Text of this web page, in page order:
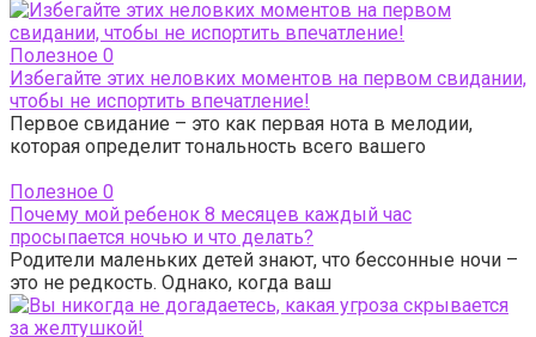
Полезное 0
Избегайте этих неловких моментов на первом свидании,
чтобы не испортить впечатление!
Первое свидание – это как первая нота в мелодии,
которая определит тональность всего вашего
Полезное 0
Почему мой ребенок 8 месяцев каждый час
просыпается ночью и что делать?
Родители маленьких детей знают, что бессонные ночи –
это не редкость. Однако, когда ваш